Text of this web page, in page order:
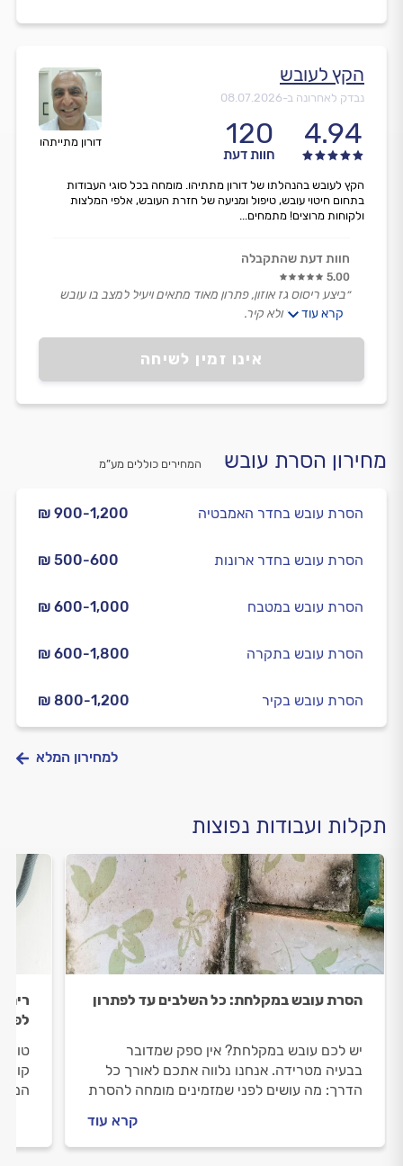
דורון מתייתהו
הקץ לעובש
נבדק לאחרונה ב-08.07.2026
4.94
120
חוות דעת
אינו זמין לשיחה
הקץ לעובש בהנהלתו של דורון מתתיהו. מומחה בכל סוגי העבודות
בתחום חיטוי עובש, טיפול ומניעה של חזרת העובש, אלפי המלצות
ולקוחות מרוצים! מתמחים...
חוות דעת שהתקבלה
5.00
״ביצע ריסוס גז אוזון, פתרון מאוד מתאים ויעיל למצב בו עובש
מגיע מהאוויר ולא קיר.
קרא עוד
מחירון הסרת עובש המחירים כוללים מע”מ
₪ 900-1,200 הסרת עובש בחדר האמבטיה
₪ 500-600 הסרת עובש בחדר ארונות
₪ 600-1,000 הסרת עובש במטבח
₪ 600-1,800 הסרת עובש בתקרה
₪ 800-1,200 הסרת עובש בקיר
למחירון המלא
תקלות ועבודות נפוצות
הסרת עובש במקלחת: כל השלבים עד לפתרון
יש לכם עובש במקלחת? אין ספק שמדובר
בבעיה מטרידה. אנחנו נלווה אתכם לאורך כל
הדרך: מה עושים לפני שמזמינים מומחה להסרת
קרא עוד
ריח